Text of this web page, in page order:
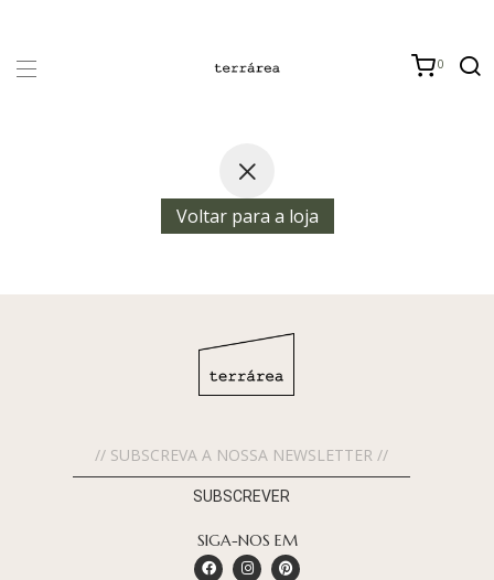
0
Voltar para a loja
SUBSCREVER
SIGA-NOS EM